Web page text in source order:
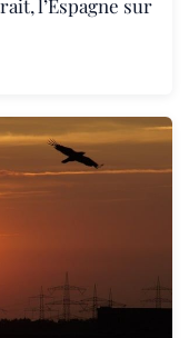
l’Espagne sur